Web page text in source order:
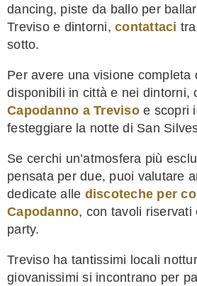
dancing, piste da ballo per
Treviso e dintorni, contattaci
sotto.
Per avere una visione completa
disponibili in città e nei dintorni,
Capodanno a Trevisoe scopri
festeggiare la notte di San
Se cerchi un’atmosfera più
pensata per due, puoi valutare
dedicate alle discoteche per
Capodanno, con tavoli riservati
party.
Treviso ha tantissimi locali
giovanissimi si incontrano per